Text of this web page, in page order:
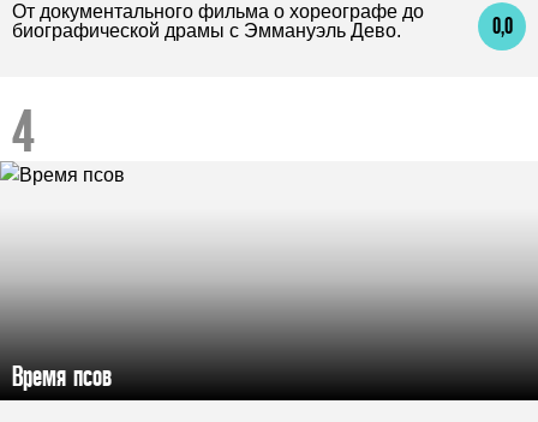
0,0
От документального фильма о хореографе до
биографической драмы с Эммануэль Дево.
Время псов